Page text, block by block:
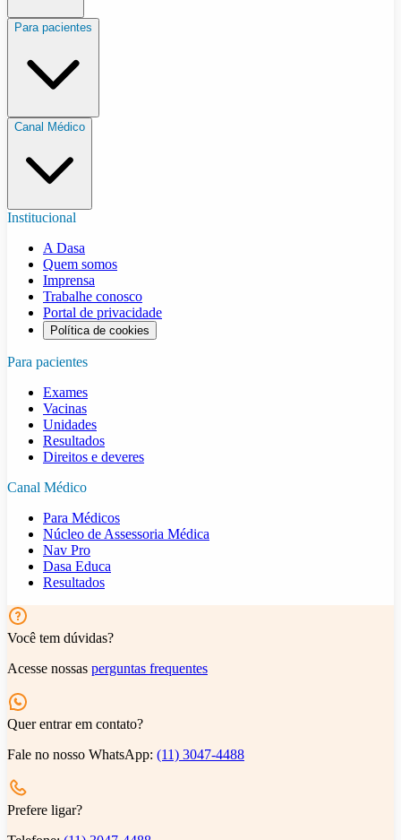
Para pacientes
Canal Médico
Institucional
A Dasa
Quem somos
Imprensa
Trabalhe conosco
Portal de privacidade
Política de cookies
Para pacientes
Exames
Vacinas
Unidades
Resultados
Direitos e deveres
Canal Médico
Para Médicos
Núcleo de Assessoria Médica
Nav Pro
Dasa Educa
Resultados
Você tem dúvidas?
Acesse nossas perguntas frequentes
Quer entrar em contato?
Fale no nosso WhatsApp: (11) 3047-4488
Prefere ligar?